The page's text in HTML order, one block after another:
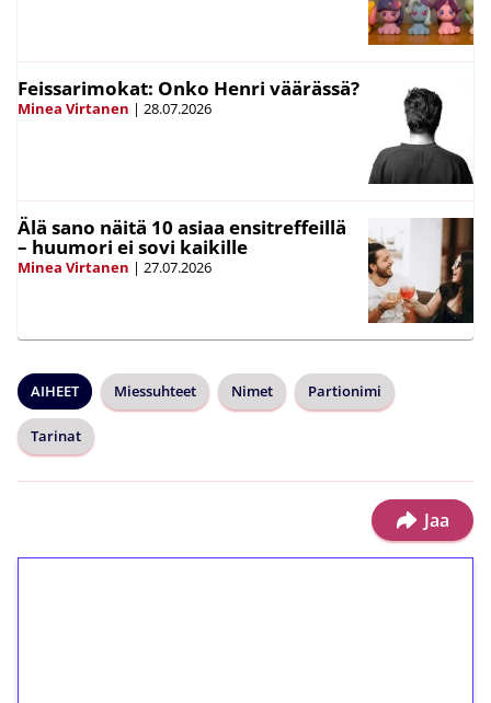
Feissarimokat: Onko Henri väärässä?
Minea Virtanen | 28.07.2026
Älä sano näitä 10 asiaa ensitreffeillä
– huumori ei sovi kaikille
Minea Virtanen | 27.07.2026
AIHEET Miessuhteet Nimet Partionimi
Tarinat
Jaa